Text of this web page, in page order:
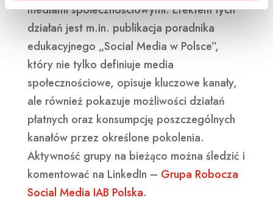
mediami społecznościowymi. Efektem tych
działań jest m.in. publikacja poradnika
edukacyjnego „Social Media w Polsce”,
który nie tylko definiuje media
społecznościowe, opisuje kluczowe kanały,
ale również pokazuje możliwości działań
płatnych oraz konsumpcję poszczególnych
kanałów przez określone pokolenia.
Aktywność grupy na bieżąco można śledzić i
komentować na LinkedIn – Grupa Robocza
Social Media IAB Polska.